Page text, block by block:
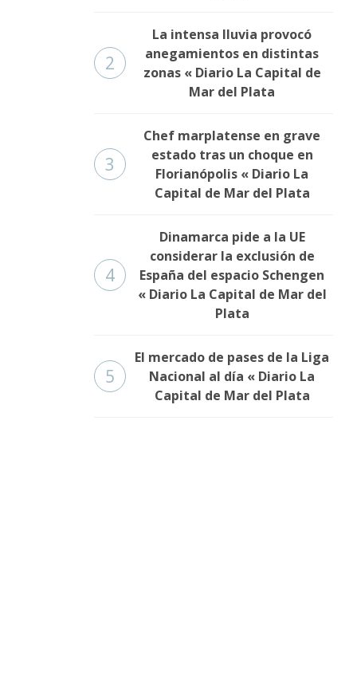
2
La intensa lluvia provocó
anegamientos en distintas
zonas « Diario La Capital de
Mar del Plata
3
Chef marplatense en grave
estado tras un choque en
Florianópolis « Diario La
Capital de Mar del Plata
4
Dinamarca pide a la UE
considerar la exclusión de
España del espacio Schengen
« Diario La Capital de Mar del
Plata
5
El mercado de pases de la Liga
Nacional al día « Diario La
Capital de Mar del Plata